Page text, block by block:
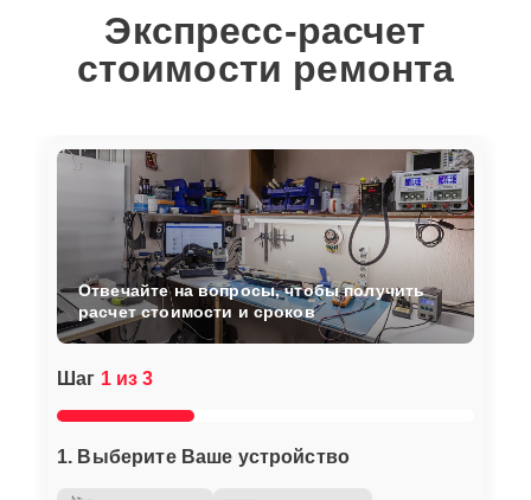
Экспресс-расчет
стоимости ремонта
Шаг 1 из 3
1. Выберите Ваше устройство
Отвечайте на вопросы, чтобы получить
расчет стоимости и сроков